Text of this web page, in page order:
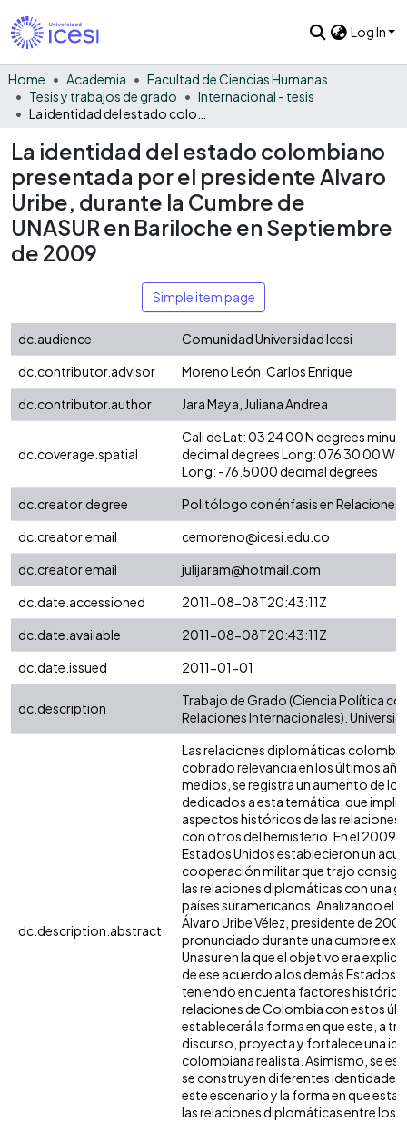
Log In
Home Academia
Facultad de Ciencias Humanas
Tesis y trabajos de grado
Internacional - tesis
La identidad del estado colombiano
presentada por el presidente Alvaro
Uribe, durante la Cumbre de
UNASUR en Bariloche en Septiembre
de 2009
Simple item page
dc.audience
Comunidad Universidad Icesi
dc.contributor.advisor
Moreno León, Carlos Enrique
dc.contributor.author
Jara Maya, Juliana Andrea
dc.coverage.spatial
Cali de Lat: 03 24 00 N degrees
decimal degrees Long: 076 30 00 W
Long: -76.5000 decimal degrees
dc.creator.degree
Politólogo con énfasis en Relaciones
dc.creator.email
cemoreno@icesi.edu.co
dc.creator.email
julijaram@hotmail.com
dc.date.accessioned
2011-08-08T20:43:11Z
dc.date.available
2011-08-08T20:43:11Z
dc.date.issued
2011-01-01
dc.description
Trabajo de Grado (Ciencia Política
Relaciones Internacionales).
dc.description.abstract
Las relaciones diplomáticas
cobrado relevancia en los últimos
medios, se registra un aumento de
dedicados a esta temática, que
aspectos históricos de las relaciones
con otros del hemisferio. En el 2009,
Estados Unidos establecieron un
cooperación militar que trajo
las relaciones diplomáticas con una
países suramericanos. Analizando el
Álvaro Uribe Vélez, presidente de
pronunciado durante una cumbre
Unasur en la que el objetivo era
de ese acuerdo a los demás Estados
teniendo en cuenta factores
relaciones de Colombia con estos
establecerá la forma en que este, a
discurso, proyecta y fortalece una
colombiana realista. Asimismo, se
se construyen diferentes identidades
este escenario y la forma en que
las relaciones diplomáticas entre los